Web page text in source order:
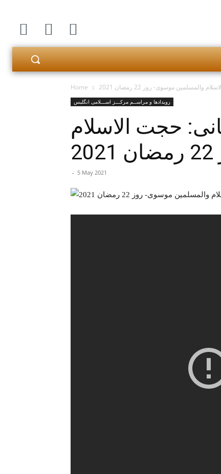
Home موسوی- روز 22 رمضان 2021
رویدادها و مراســم مرکـــز اســـلامی انگلیس
حجت الاسلام
- 5 May 2021